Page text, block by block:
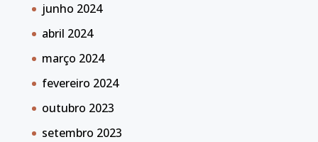
junho 2024
abril 2024
março 2024
fevereiro 2024
outubro 2023
setembro 2023